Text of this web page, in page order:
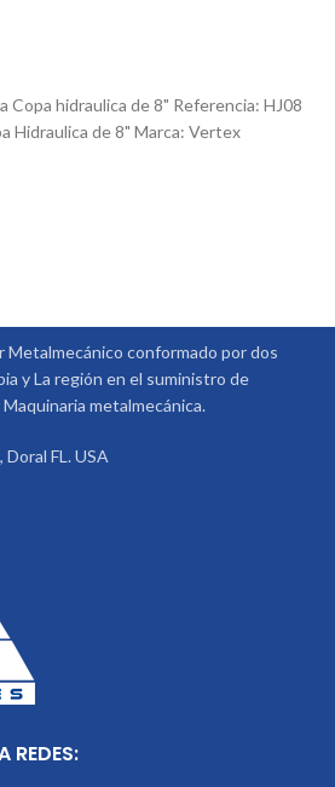
Copa hidraulica de 8" Referencia: HJ08
Hidraulica de 8" Marca: Vertex
Metalmecánico conformado por dos
y La región en el suministro de
metalmecánica.
FL. USA
REDES: